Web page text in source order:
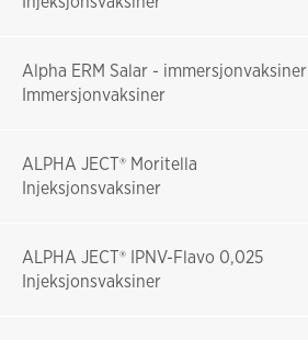
Alpha ERM Salar - immersjonvaksiner
Immersjonvaksiner
ALPHA JECT® Moritella
Injeksjonsvaksiner
ALPHA JECT® IPNV-Flavo 0,025
Injeksjonsvaksiner